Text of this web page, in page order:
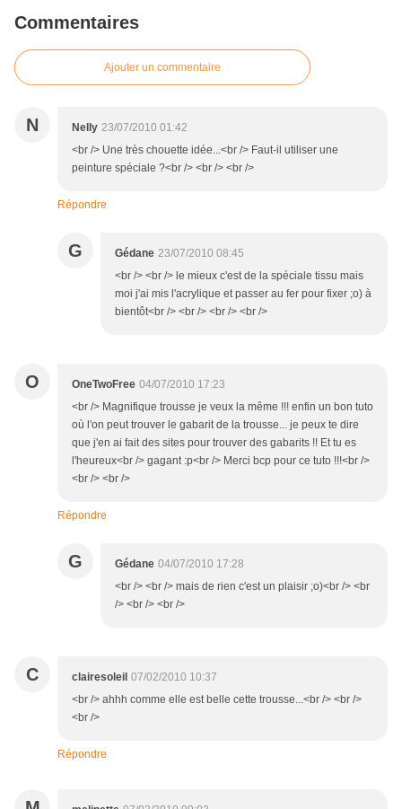
Commentaires
Ajouter un commentaire
N Nelly 23/07/2010 01:42
<br /> Une très chouette idée...<br /> Faut-il utiliser une
peinture spéciale ?<br /> <br /> <br />
Répondre
G Gédane 23/07/2010 08:45
<br /> <br /> le mieux c'est de la spéciale tissu mais
moi j'ai mis l'acrylique et passer au fer pour fixer ;o) à
bientôt<br /> <br /> <br /> <br />
O OneTwoFree 04/07/2010 17:23
<br /> Magnifique trousse je veux la même !!! enfin un bon tuto
où l'on peut trouver le gabarit de la trousse... je peux te dire
que j'en ai fait des sites pour trouver des gabarits !! Et tu es
l'heureux<br /> gagant :p<br /> Merci bcp pour ce tuto !!!<br />
<br /> <br />
Répondre
G Gédane 04/07/2010 17:28
<br /> <br /> mais de rien c'est un plaisir ;o)<br /> <br
/> <br /> <br />
C clairesoleil 07/02/2010 10:37
<br /> ahhh comme elle est belle cette trousse...<br /> <br />
<br />
Répondre